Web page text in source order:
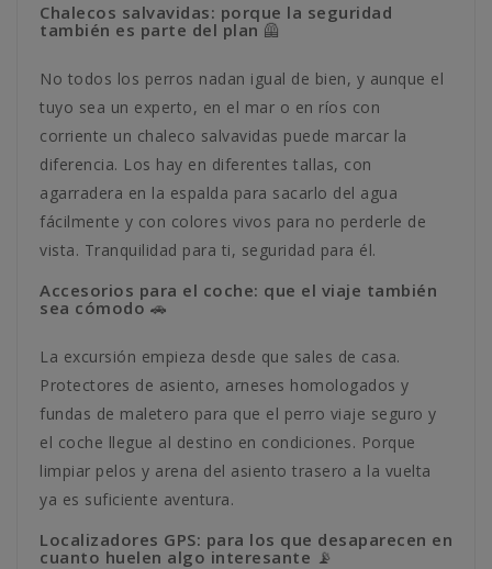
Chalecos salvavidas: porque la seguridad
también es parte del plan 🦺
No todos los perros nadan igual de bien, y aunque el
tuyo sea un experto, en el mar o en ríos con
corriente un chaleco salvavidas puede marcar la
diferencia. Los hay en diferentes tallas, con
agarradera en la espalda para sacarlo del agua
fácilmente y con colores vivos para no perderle de
vista. Tranquilidad para ti, seguridad para él.
Accesorios para el coche: que el viaje también
sea cómodo 🚗
La excursión empieza desde que sales de casa.
Protectores de asiento, arneses homologados y
fundas de maletero para que el perro viaje seguro y
el coche llegue al destino en condiciones. Porque
limpiar pelos y arena del asiento trasero a la vuelta
ya es suficiente aventura.
Localizadores GPS: para los que desaparecen en
cuanto huelen algo interesante 📡